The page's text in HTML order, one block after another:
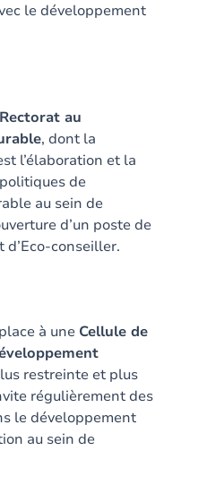
le développement
au
, dont la
l’élaboration et la
de
au sein de
d’un poste de
conseiller.
à une Cellule de
restreinte et plus
régulièrement des
le développement
au sein de